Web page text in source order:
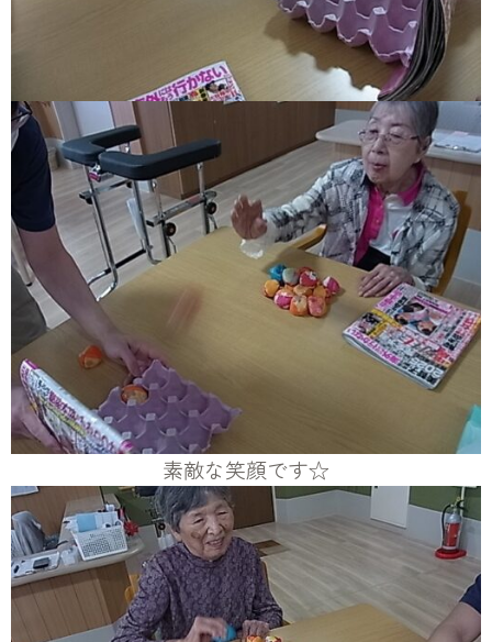
素敵な笑顔です☆